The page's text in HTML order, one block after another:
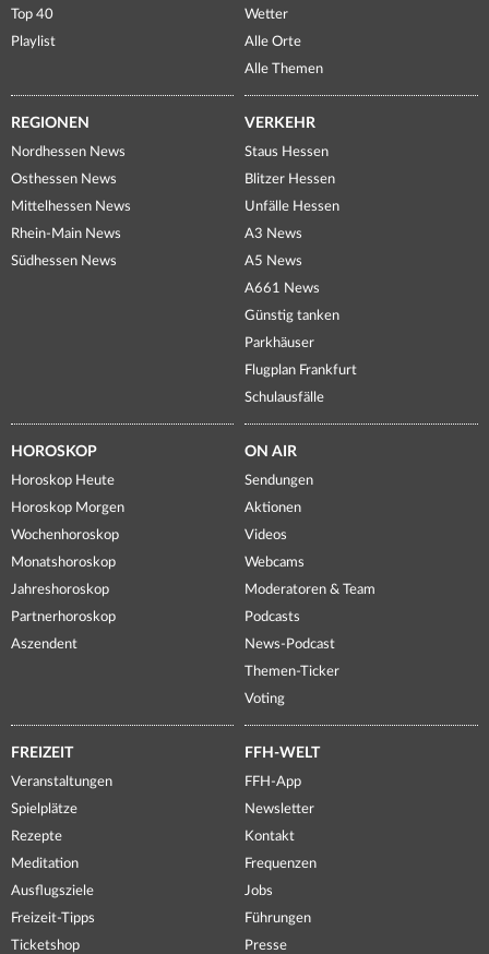
Top 40
Playlist
Wetter
Alle Orte
Alle Themen
REGIONEN
Nordhessen News
Osthessen News
Mittelhessen News
Rhein-Main News
Südhessen News
VERKEHR
Staus Hessen
Blitzer Hessen
Unfälle Hessen
A3 News
A5 News
A661 News
Günstig tanken
Parkhäuser
Flugplan Frankfurt
Schulausfälle
HOROSKOP
Horoskop Heute
Horoskop Morgen
Wochenhoroskop
Monatshoroskop
Jahreshoroskop
Partnerhoroskop
Aszendent
ON AIR
Sendungen
Aktionen
Videos
Webcams
Moderatoren & Team
Podcasts
News-Podcast
Themen-Ticker
Voting
FREIZEIT
Veranstaltungen
Spielplätze
Rezepte
Meditation
Ausflugsziele
Freizeit-Tipps
Ticketshop
FFH-WELT
FFH-App
Newsletter
Kontakt
Frequenzen
Jobs
Führungen
Presse